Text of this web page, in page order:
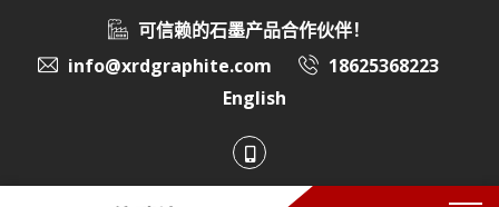
可信赖的石墨产品合作伙伴！
info@xrdgraphite.com
18625368223
English